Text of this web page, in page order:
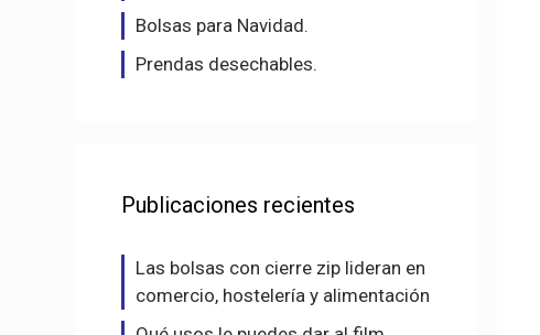
Bolsas para Navidad.
Prendas desechables.
Publicaciones recientes
Las bolsas con cierre zip lideran en
comercio, hostelería y alimentación